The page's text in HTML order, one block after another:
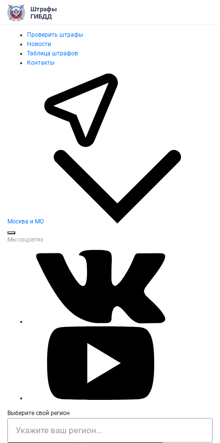
Штрафы
ГИБДД
Проверить штрафы
Новости
Таблица штрафов
Контакты
Москва и МО
Мы соцсетях
Выберите свой регион